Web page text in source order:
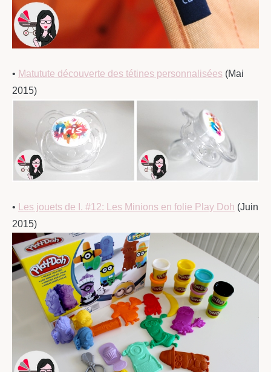
• Matutute découverte des tétines personnalisées (Mai
2015)
• Les jouets de I. #12: Les Minions en folie Play Doh (Juin
2015)